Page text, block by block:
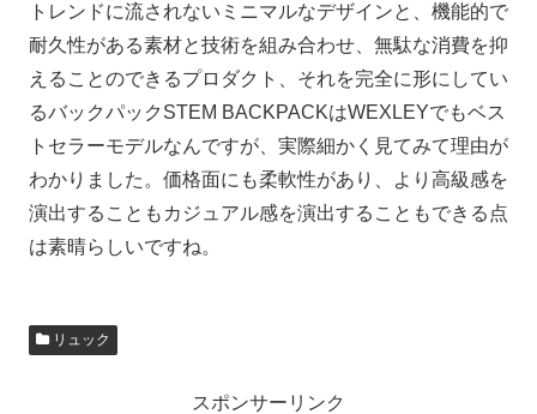
トレンドに流されないミニマルなデザインと、機能的で
耐久性がある素材と技術を組み合わせ、無駄な消費を抑
えることのできるプロダクト、それを完全に形にしてい
るバックパックSTEM BACKPACKはWEXLEYでもベス
トセラーモデルなんですが、実際細かく見てみて理由が
わかりました。価格面にも柔軟性があり、より高級感を
演出することもカジュアル感を演出することもできる点
は素晴らしいですね。
リュック
スポンサーリンク